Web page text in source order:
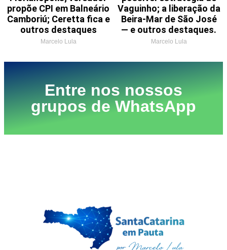
propõe CPI em Balneário
Camboriú; Ceretta fica e
outros destaques
Marcelo Lula
Vaguinho; a liberação da
Beira-Mar de São José
— e outros destaques.
Marcelo Lula
Entre nos nossos
grupos de WhatsApp